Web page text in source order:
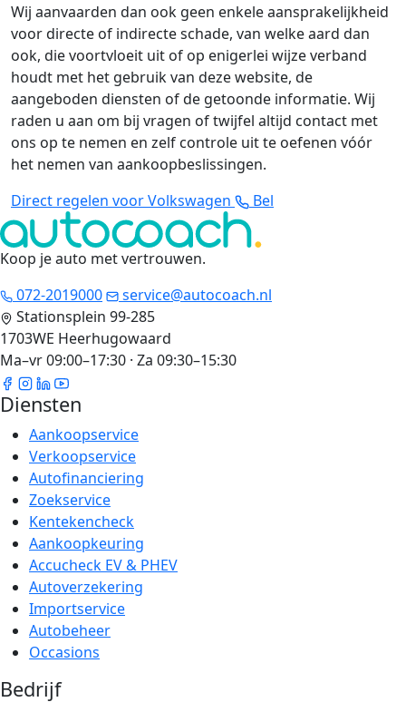
Wij aanvaarden dan ook geen enkele aansprakelijkheid
voor directe of indirecte schade, van welke aard dan
ook, die voortvloeit uit of op enigerlei wijze verband
houdt met het gebruik van deze website, de
aangeboden diensten of de getoonde informatie. Wij
raden u aan om bij vragen of twijfel altijd contact met
ons op te nemen en zelf controle uit te oefenen vóór
het nemen van aankoopbeslissingen.
Direct regelen voor Volkswagen
Bel
Koop je auto met vertrouwen.
072-2019000
service@autocoach.nl
Stationsplein 99-285
1703WE Heerhugowaard
Ma–vr 09:00–17:30 · Za 09:30–15:30
Diensten
Aankoopservice
Verkoopservice
Autofinanciering
Zoekservice
Kentekencheck
Aankoopkeuring
Accucheck EV & PHEV
Autoverzekering
Importservice
Autobeheer
Occasions
Bedrijf